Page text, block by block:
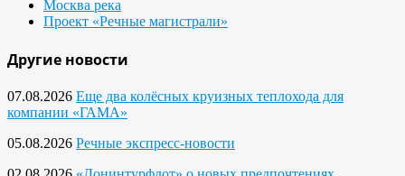
Москва река
Проект «Речные магистрали»
Другие новости
07.08.2026 Еще два колёсных круизных теплохода для
компании «ГАМА»
05.08.2026 Речные экспресс-новости